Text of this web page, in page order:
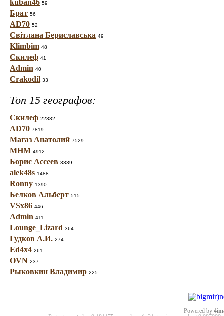
kuban46 59
Брат 56
AD70 52
Світлана Бериславська 49
Klimbim 48
Скилеф 41
Admin 40
Crakodil 33
Топ 15 географов:
Скилеф 22332
AD70 7819
Магаз Анатолий 7529
МНМ 4912
Борис Ассеев 3339
alek48s 1488
Ronny 1390
Белков Альберт 515
VSx86 446
Admin 411
Lounge_Lizard 364
Гудков А.И. 274
Ed4x4 261
OVN 237
Рыковкин Владимир 225
Powered by